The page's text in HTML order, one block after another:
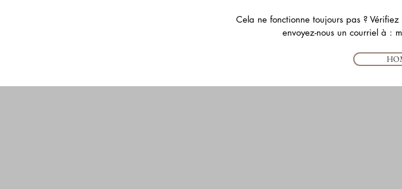
Cela ne fonctionne toujours pas ?
envoyez-nous un courriel à :